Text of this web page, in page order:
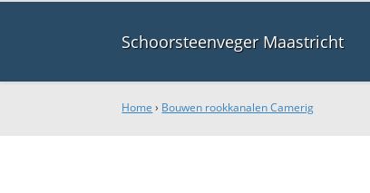
Schoorsteenveger Maastricht
Home › Bouwen rookkanalen Camerig